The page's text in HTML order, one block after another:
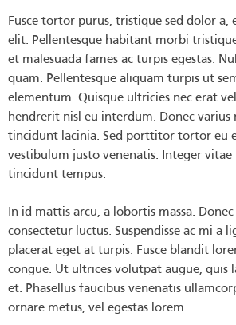
Fusce tortor purus, tristique sed dolor a,
elit. Pellentesque habitant morbi
et malesuada fames ac turpis egestas.
quam. Pellentesque aliquam turpis ut
elementum. Quisque ultricies nec erat
hendrerit nisl eu interdum. Donec varius
tincidunt lacinia. Sed porttitor tortor eu
vestibulum justo venenatis. Integer vitae
tincidunt tempus.
In id mattis arcu, a lobortis massa.
consectetur luctus. Suspendisse ac mi a
placerat eget at turpis. Fusce blandit
congue. Ut ultrices volutpat augue, quis
et. Phasellus faucibus venenatis
ornare metus, vel egestas lorem.